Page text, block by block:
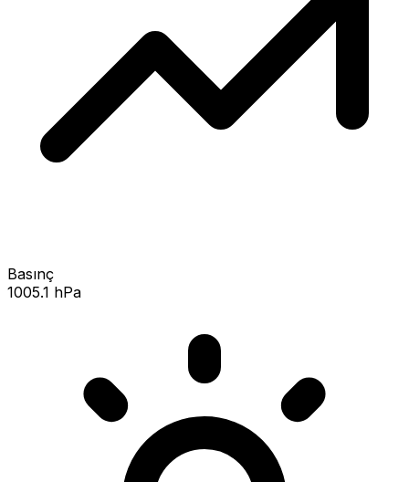
Basınç
1005.1 hPa